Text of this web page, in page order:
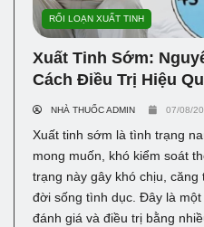
RỐI LOẠN XUẤT TINH
Xuất Tinh Sớm:
Cách Điều Trị Hiệu
NHÀ THUỐC ADMIN 07/08/
Xuất tinh sớm là tình trạng
mong muốn, khó kiểm soát
trạng này gây khó chịu,
đời sống tình dục. Đây là
đánh giá và điều trị bằng